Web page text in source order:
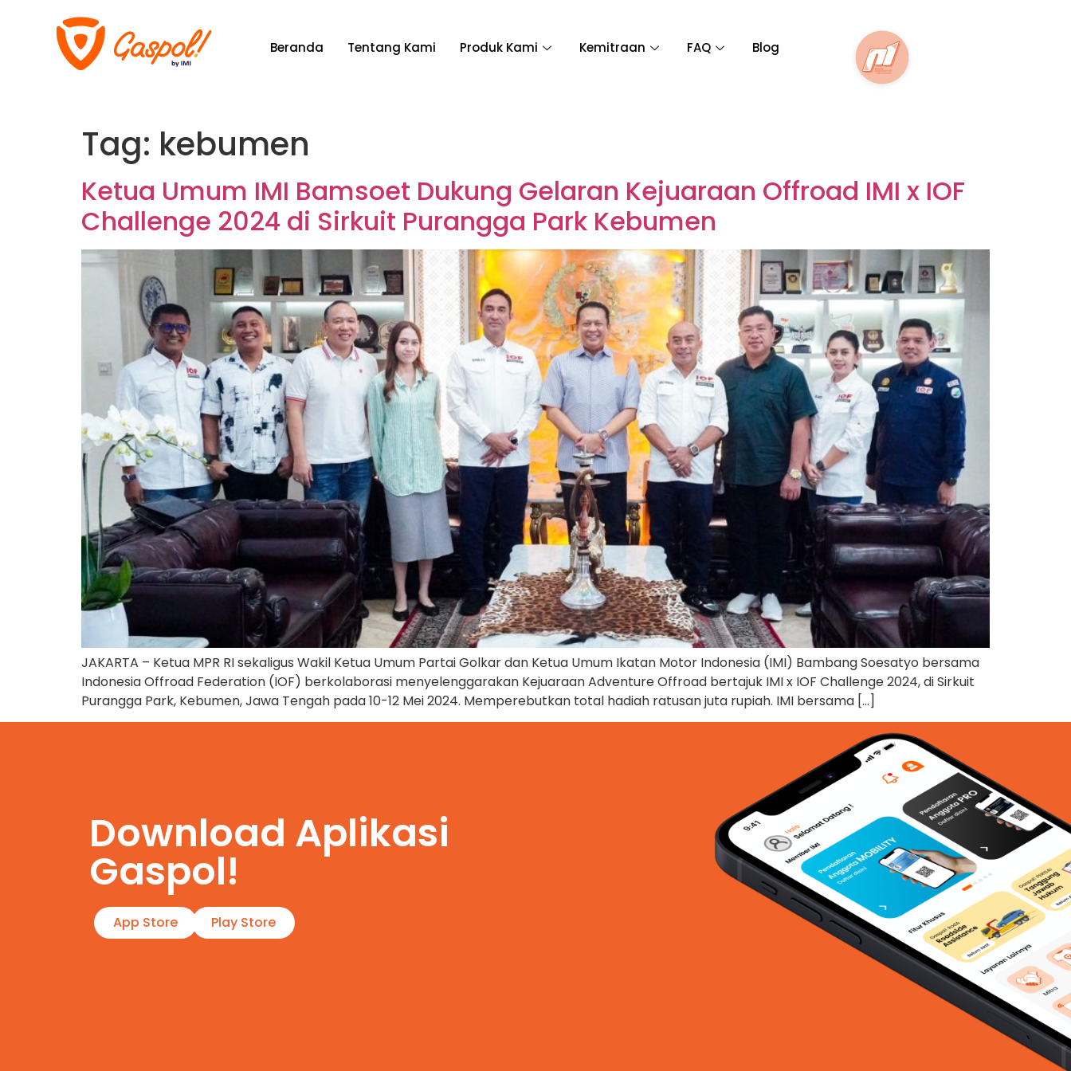
Beranda Tentang Kami Produk Kami Kemitraan FAQ Blog
Tag: kebumen
Ketua Umum IMI Bamsoet Dukung Gelaran Kejuaraan Offroad IMI x IOF
Challenge 2024 di Sirkuit Purangga Park Kebumen
JAKARTA – Ketua MPR RI sekaligus Wakil Ketua Umum Partai Golkar dan Ketua Umum Ikatan Motor Indonesia (IMI) Bambang Soesatyo bersama
Indonesia Offroad Federation (IOF) berkolaborasi menyelenggarakan Kejuaraan Adventure Offroad bertajuk IMI x IOF Challenge 2024, di Sirkuit
Purangga Park, Kebumen, Jawa Tengah pada 10-12 Mei 2024. Memperebutkan total hadiah ratusan juta rupiah. IMI bersama […]
Download Aplikasi
Gaspol!
App Store Play Store